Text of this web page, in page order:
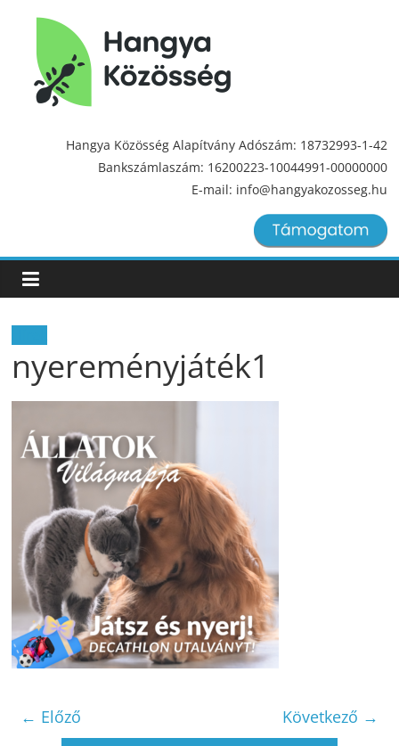
Hangya
Közösség
Hangya Közösség Alapítvány Adószám: 18732993-1-42
Bankszámlaszám: 16200223-10044991-00000000
E-mail: info@hangyakozosseg.hu
nyereményjáték1
← Előző Következő →